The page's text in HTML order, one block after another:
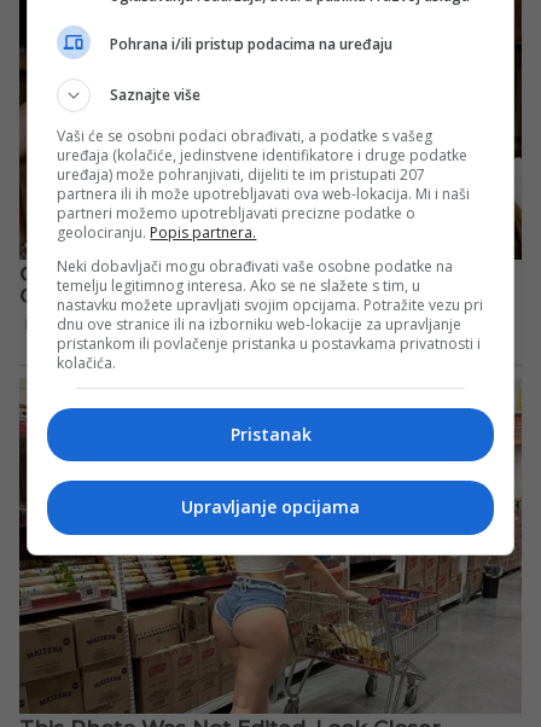
Pohrana i/ili pristup podacima na uređaju
Saznajte više
Vaši će se osobni podaci obrađivati, a podatke s vašeg
uređaja (kolačiće, jedinstvene identifikatore i druge podatke
uređaja) može pohranjivati, dijeliti te im pristupati 207
partnera ili ih može upotrebljavati ova web-lokacija. Mi i naši
partneri možemo upotrebljavati precizne podatke o
geolociranju. Popis partnera.
Neki dobavljači mogu obrađivati vaše osobne podatke na
temelju legitimnog interesa. Ako se ne slažete s tim, u
nastavku možete upravljati svojim opcijama. Potražite vezu pri
dnu ove stranice ili na izborniku web-lokacije za upravljanje
pristankom ili povlačenje pristanka u postavkama privatnosti i
kolačića.
Pristanak
Upravljanje opcijama